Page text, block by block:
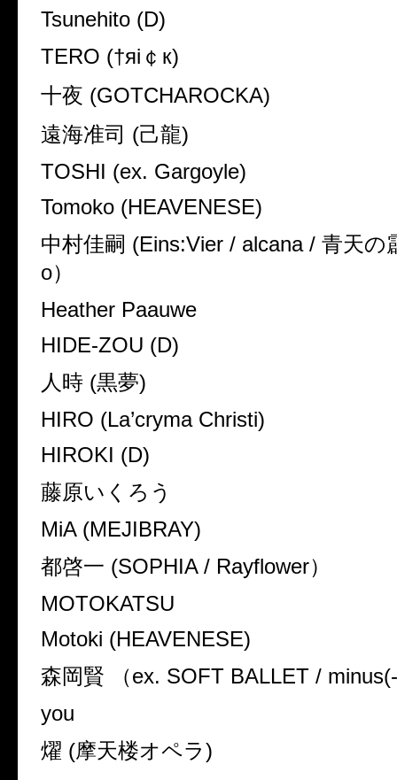
Tsunehito (D)
TERO (†яi￠к)
十夜 (GOTCHAROCKA)
遠海准司 (己龍)
TOSHI (ex. Gargoyle)
Tomoko (HEAVENESE)
中村佳嗣 (Eins:Vier / alcana / 青天の
o）
Heather Paauwe
HIDE-ZOU (D)
人時 (黒夢)
HIRO (La’cryma Christi)
HIROKI (D)
藤原いくろう
MiA (MEJIBRAY)
都啓一 (SOPHIA / Rayflower）
MOTOKATSU
Motoki (HEAVENESE)
森岡賢 （ex. SOFT BALLET /
you
燿 (摩天楼オペラ)